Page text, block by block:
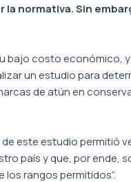
normativa. Sin
bajo costo económico,
un estudio para
de atún en
este estudio permitió
país y que, por
rangos permitidos”.